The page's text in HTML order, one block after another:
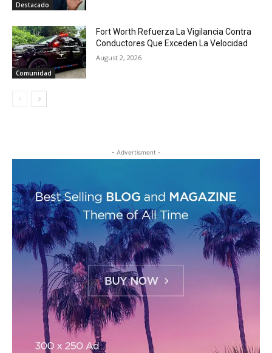
Destacado
Comunidad
Fort Worth Refuerza La Vigilancia Contra
Conductores Que Exceden La Velocidad
August 2, 2026
- Advertisment -